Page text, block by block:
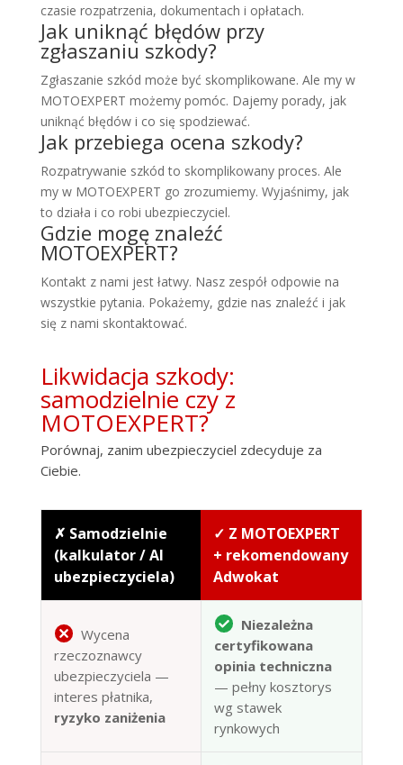
czasie rozpatrzenia, dokumentach i opłatach.
Jak uniknąć błędów przy
zgłaszaniu szkody?
Zgłaszanie szkód może być skomplikowane. Ale my w
MOTOEXPERT możemy pomóc. Dajemy porady, jak
uniknąć błędów i co się spodziewać.
Jak przebiega ocena szkody?
Rozpatrywanie szkód to skomplikowany proces. Ale
my w MOTOEXPERT go zrozumiemy. Wyjaśnimy, jak
to działa i co robi ubezpieczyciel.
Gdzie mogę znaleźć
MOTOEXPERT?
Kontakt z nami jest łatwy. Nasz zespół odpowie na
wszystkie pytania. Pokażemy, gdzie nas znaleźć i jak
się z nami skontaktować.
Likwidacja szkody:
samodzielnie czy z
MOTOEXPERT?
Porównaj, zanim ubezpieczyciel zdecyduje za
Ciebie.
✗ Samodzielnie
(kalkulator / AI
ubezpieczyciela)
✓ Z MOTOEXPERT
+ rekomendowany
Adwokat
Wycena
rzeczoznawcy
ubezpieczyciela —
interes płatnika,
ryzyko zaniżenia
Niezależna
certyfikowana
opinia techniczna
— pełny kosztorys
wg stawek
rynkowych